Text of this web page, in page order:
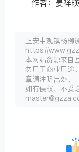
作者：晏祥
正安中观镇杨柳
https://
本网站资源来自
勿用于商业用途
章请注明出处。
如有侵权、不妥